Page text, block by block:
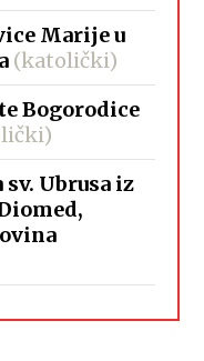
Marije u
(katolički)
Bogorodice
Ubrusa iz